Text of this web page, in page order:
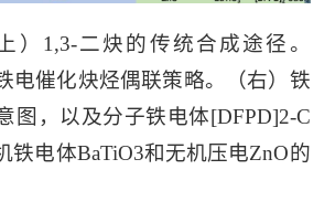
）1,3-二炔的传统合成途径。
电催化炔烃偶联策略。（右）铁
图，以及分子铁电体[DFPD]2-C
铁电体BaTiO3和无机压电ZnO的